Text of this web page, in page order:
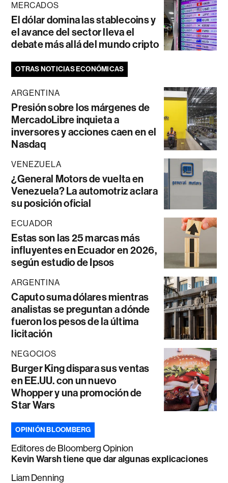
MERCADOS
El dólar domina las stablecoins y
el avance del sector lleva el
debate más allá del mundo cripto
OTRAS NOTICIAS ECONÓMICAS
ARGENTINA
Presión sobre los márgenes de
MercadoLibre inquieta a
inversores y acciones caen en el
Nasdaq
VENEZUELA
¿General Motors de vuelta en
Venezuela? La automotriz aclara
su posición oficial
ECUADOR
Estas son las 25 marcas más
influyentes en Ecuador en 2026,
según estudio de Ipsos
ARGENTINA
Caputo suma dólares mientras
analistas se preguntan a dónde
fueron los pesos de la última
licitación
NEGOCIOS
Burger King dispara sus ventas
en EE.UU. con un nuevo
Whopper y una promoción de
Star Wars
OPINIÓN BLOOMBERG
Editores de Bloomberg Opinion
Kevin Warsh tiene que dar algunas explicaciones
Liam Denning